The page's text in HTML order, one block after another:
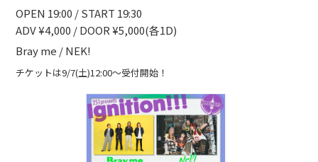
ブレの村
STORE
BLOG
たにき
アンリ
OPEN 19:00 / START 19:30
ADV ¥4,000 / DOOR ¥5,000(各1D)
Bray me / NEK!
チケットは9/7(土)12:00〜受付開始！